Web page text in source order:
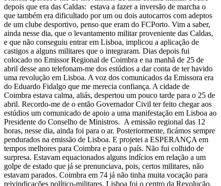
depois que era das Caldas: estava a fazer a inversão de marcha o
que também era dificultado por um ou dois autocarros com adeptos
de um clube desportivo, penso que eram do FCPorto. Vim a saber,
ainda nesse dia, que o levantamento militar proveniente das Caldas,
e que não conseguiu entrar em Lisboa, implicou a aplicação de
castigos a alguns militares que o integraram. Dias depois fui
colocado no Emissor Regional de Coimbra e na manhã de 25 de
abril desse ano telefonam-me dos estúdios a dar conta de ter havido
uma revolução em Lisboa. A voz dos comunicados da Emissora era
do Eduardo Fidalgo que me merecia confiança. A cidade de
Coimbra estava calma, aliás, despertou um pouco tarde para o 25 de
abril. Recordo-me de o então Governador Civil ter feito chegar aos
estúdios um comunicado de apoio a uma manifestação em Lisboa ao
Presidente do Conselho de Ministros. A emissão regional das 12
horas, nesse dia, ainda foi para o ar. Posteriormente, ficámos sempre
pendurados na emissão de Lisboa. E projetei a ESPERANÇA em
tempos melhores para Coimbra e para o país. Não fui colhido de
surpresa. Estavam equacionados alguns indícios em relação a um
golpe de estado que já se prenunciava, pois, certos militares, não
estavam parados. Coimbra em 74 já não tinha muita vocação para
reivindicações político-militares. Lisboa foi o centro da Revolução.